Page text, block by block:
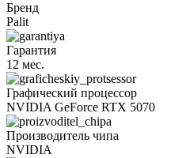
Бренд
Palit
Гарантия
12 мес.
Графический процессор
NVIDIA GeForce RTX 5070
Производитель чипа
NVIDIA